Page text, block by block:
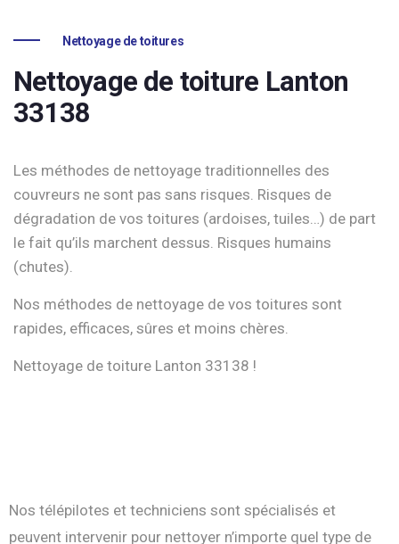
Nettoyage de toitures
Nettoyage de toiture Lanton
33138
Les méthodes de nettoyage traditionnelles des
couvreurs ne sont pas sans risques. Risques de
dégradation de vos toitures (ardoises, tuiles…) de part
le fait qu’ils marchent dessus. Risques humains
(chutes).
Nos méthodes de nettoyage de vos toitures sont
rapides, efficaces, sûres et moins chères.
Nettoyage de toiture Lanton 33138 !
Nos télépilotes et techniciens sont spécialisés et
peuvent intervenir pour nettoyer n’importe quel type de